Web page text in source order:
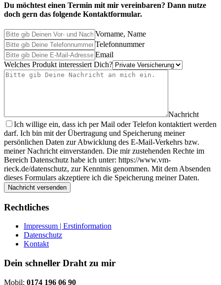
Du möchtest einen Termin mit mir vereinbaren? Dann nutze
doch gern das folgende Kontaktformular.
Vorname, Name
Telefonnummer
Email
Welches Produkt interessiert Dich?
Nachricht
Ich willige ein, dass ich per Mail oder Telefon kontaktiert werden
darf. Ich bin mit der Übertragung und Speicherung meiner
persönlichen Daten zur Abwicklung des E-Mail-Verkehrs bzw.
meiner Nachricht einverstanden. Die mir zustehenden Rechte im
Bereich Datenschutz habe ich unter: https://www.vm-
rieck.de/datenschutz, zur Kenntnis genommen. Mit dem Absenden
dieses Formulars akzeptiere ich die Speicherung meiner Daten.
Nachricht versenden
Rechtliches
Impressum | Erstinformation
Datenschutz
Kontakt
Dein schneller Draht zu mir
Mobil: 0174 196 06 90